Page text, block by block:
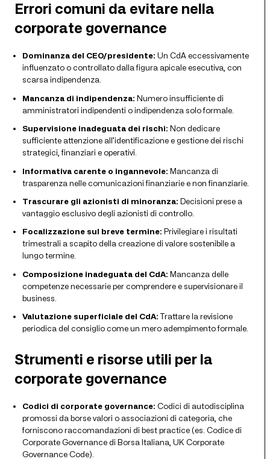
Errori comuni da evitare nella
corporate governance
Dominanza del CEO/presidente: Un CdA eccessivamente
influenzato o controllato dalla figura apicale esecutiva, con
scarsa indipendenza.
Mancanza di indipendenza: Numero insufficiente di
amministratori indipendenti o indipendenza solo formale.
Supervisione inadeguata dei rischi: Non dedicare
sufficiente attenzione all’identificazione e gestione dei rischi
strategici, finanziari e operativi.
Informativa carente o ingannevole: Mancanza di
trasparenza nelle comunicazioni finanziarie e non finanziarie.
Trascurare gli azionisti di minoranza: Decisioni prese a
vantaggio esclusivo degli azionisti di controllo.
Focalizzazione sul breve termine: Privilegiare i risultati
trimestrali a scapito della creazione di valore sostenibile a
lungo termine.
Composizione inadeguata del CdA: Mancanza delle
competenze necessarie per comprendere e supervisionare il
business.
Valutazione superficiale del CdA:Trattare la revisione
periodica del consiglio come un mero adempimento formale.
Strumenti e risorse utili per la
corporate governance
Codici di corporate governance: Codici di autodisciplina
promossi da borse valori o associazioni di categoria, che
forniscono raccomandazioni di best practice (es. Codice di
Corporate Governance di Borsa Italiana, UK Corporate
Governance Code).